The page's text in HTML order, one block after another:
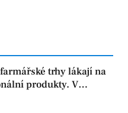
trhy lákají na
produkty. V
konají 8. srpna